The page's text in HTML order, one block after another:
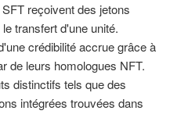
reçoivent des jetons
transfert d'une unité.
crédibilité accrue grâce à
de leurs homologues NFT.
distinctifs tels que des
intégrées trouvées dans